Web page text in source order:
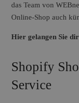
das Team von
Online-Shop auch
Hier gelangen Sie
Shopify
Service